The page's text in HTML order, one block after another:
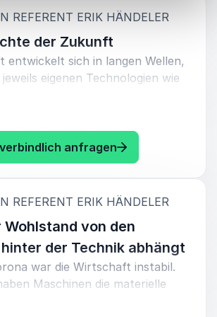
REFERENT ERIK HÄNDELER
der Zukunft
entwickelt sich in langen Wellen,
eigenen Technologien wie
Strom oder zuletzt der
folgen, wenn sie sich
ausgebreitet haben. Es geht
ging es dabei immer um
Doch jetzt in der
hängt die Produktivität
Menschen hinter der Technik
Von der Fähigkeit zur
anfragen: Erik Händeler
REFERENT ERIK HÄNDELER
Wohlstand von den
der Technik abhängt
war die Wirtschaft instabil.
Maschinen die materielle
und Computer/KI die